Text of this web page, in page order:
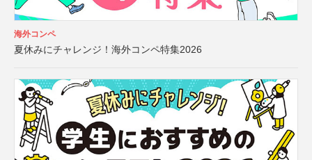
海外コンペ
夏休みにチャレンジ！海外コンペ特集2026